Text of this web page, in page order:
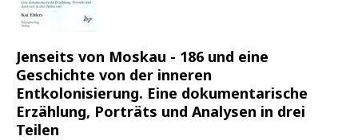
Jenseits von Moskau - 186 und eine
Geschichte von der inneren
Entkolonisierung. Eine dokumentarische
Erzählung, Porträts und Analysen in drei
Teilen